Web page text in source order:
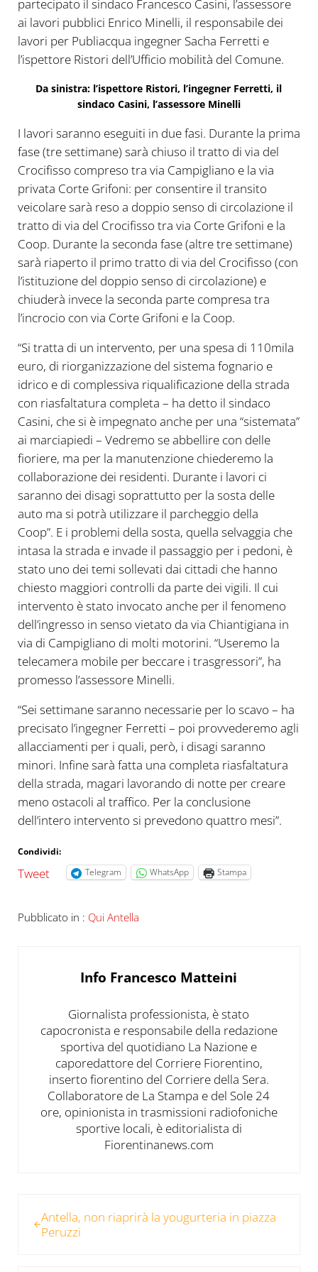
partecipato il sindaco Francesco Casini, l’assessore
ai lavori pubblici Enrico Minelli, il responsabile dei
lavori per Publiacqua ingegner Sacha Ferretti e
l’ispettore Ristori dell’Ufficio mobilità del Comune.
Da sinistra: l’ispettore Ristori, l’ingegner Ferretti, il
sindaco Casini, l’assessore Minelli
I lavori saranno eseguiti in due fasi. Durante la prima
fase (tre settimane) sarà chiuso il tratto di via del
Crocifisso compreso tra via Campigliano e la via
privata Corte Grifoni: per consentire il transito
veicolare sarà reso a doppio senso di circolazione il
tratto di via del Crocifisso tra via Corte Grifoni e la
Coop. Durante la seconda fase (altre tre settimane)
sarà riaperto il primo tratto di via del Crocifisso (con
l’istituzione del doppio senso di circolazione) e
chiuderà invece la seconda parte compresa tra
l’incrocio con via Corte Grifoni e la Coop.
“Si tratta di un intervento, per una spesa di 110mila
euro, di riorganizzazione del sistema fognario e
idrico e di complessiva riqualificazione della strada
con riasfaltatura completa – ha detto il sindaco
Casini, che si è impegnato anche per una “sistemata”
ai marciapiedi – Vedremo se abbellire con delle
fioriere, ma per la manutenzione chiederemo la
collaborazione dei residenti. Durante i lavori ci
saranno dei disagi soprattutto per la sosta delle
auto ma si potrà utilizzare il parcheggio della
Coop”. E i problemi della sosta, quella selvaggia che
intasa la strada e invade il passaggio per i pedoni, è
stato uno dei temi sollevati dai cittadi che hanno
chiesto maggiori controlli da parte dei vigili. Il cui
intervento è stato invocato anche per il fenomeno
dell’ingresso in senso vietato da via Chiantigiana in
via di Campigliano di molti motorini. “Useremo la
telecamera mobile per beccare i trasgressori”, ha
promesso l’assessore Minelli.
“Sei settimane saranno necessarie per lo scavo – ha
precisato l’ingegner Ferretti – poi provvederemo agli
allacciamenti per i quali, però, i disagi saranno
minori. Infine sarà fatta una completa riasfaltatura
della strada, magari lavorando di notte per creare
meno ostacoli al traffico. Per la conclusione
dell’intero intervento si prevedono quattro mesi”.
Condividi:
Tweet Telegram WhatsApp Stampa
Pubblicato in : Qui Antella
Info Francesco Matteini
Giornalista professionista, è stato
capocronista e responsabile della redazione
sportiva del quotidiano La Nazione e
caporedattore del Corriere Fiorentino,
inserto fiorentino del Corriere della Sera.
Collaboratore de La Stampa e del Sole 24
ore, opinionista in trasmissioni radiofoniche
sportive locali, è editorialista di
Fiorentinanews.com
Antella, non riaprirà la yougurteria in piazza
Peruzzi